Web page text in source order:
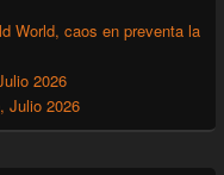
World, caos en preventa la
2026
Julio 2026